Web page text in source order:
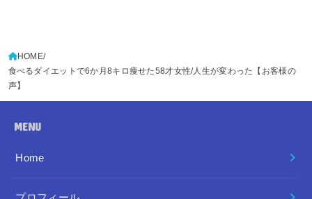
HOME
食べるダイエットで6か月8キロ痩せた58才女性/人生が変わった【お客様の
声】
MENU
Home